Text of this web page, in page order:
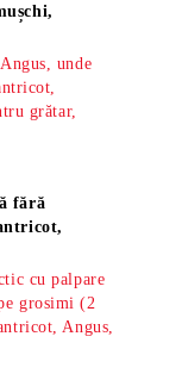
unde
grătar,
fără
cu palpare
grosimi (2
Angus,